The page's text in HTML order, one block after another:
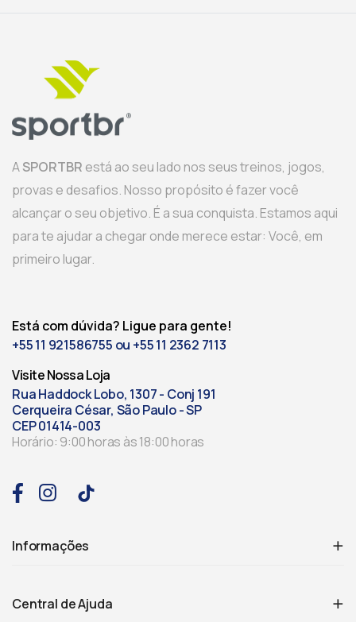
ASPORTBR está ao seu lado nos seus treinos, jogos,
provas e desafios. Nosso propósito é fazer você
alcançar o seu objetivo. É a sua conquista. Estamos aqui
para te ajudar a chegar onde merece estar: Você, em
primeiro lugar.
Está com dúvida? Ligue para gente!
+55 11 921586755 ou +55 11 2362 7113
Visite Nossa Loja
Rua Haddock Lobo, 1307 - Conj 191
Cerqueira César, São Paulo - SP
CEP 01414-003
Horário: 9:00 horas às 18:00 horas
Informações
Central de Ajuda